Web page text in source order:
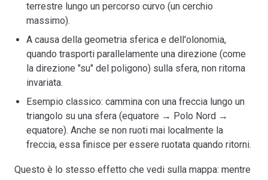
terrestre lungo un percorso curvo (un cerchio
massimo).
A causa della geometria sferica e dell'olonomia,
quando trasporti parallelamente una direzione (come
la direzione "su" del poligono) sulla sfera, non ritorna
invariata.
Esempio classico: cammina con una freccia lungo un
triangolo su una sfera (equatore → Polo Nord →
equatore). Anche se non ruoti mai localmente la
freccia, essa finisce per essere ruotata quando ritorni.
Questo è lo stesso effetto che vedi sulla mappa: mentre